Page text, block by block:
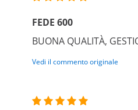
FEDE 600
BUONA QUALITÀ,
Vedi il commento originale